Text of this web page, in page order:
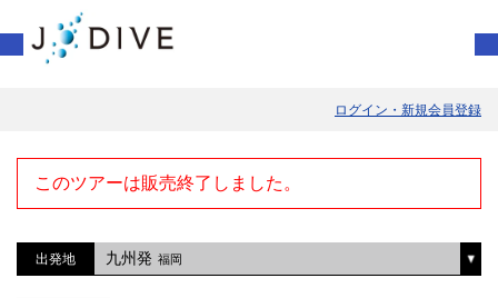
ログイン・新規会員登録
このツアーは販売終了しました。
出発地 九州発 福岡